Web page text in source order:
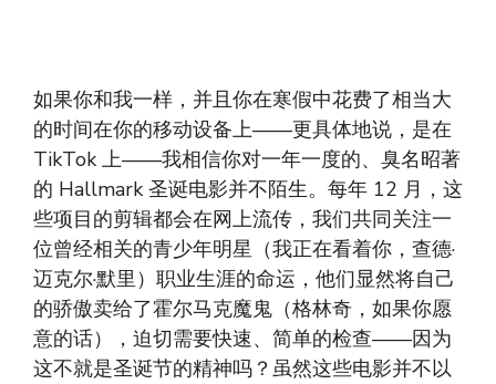
如果你和我一样，并且你在寒假中花费了相当大
的时间在你的移动设备上——更具体地说，是在
TikTok 上——我相信你对一年一度的、臭名昭著
的 Hallmark 圣诞电影并不陌生。每年 12 月，这
些项目的剪辑都会在网上流传，我们共同关注一
位曾经相关的青少年明星（我正在看着你，查德·
迈克尔·默里）职业生涯的命运，他们显然将自己
的骄傲卖给了霍尔马克魔鬼（格林奇，如果你愿
意的话），迫切需要快速、简单的检查——因为
这不就是圣诞节的精神吗？虽然这些电影并不以